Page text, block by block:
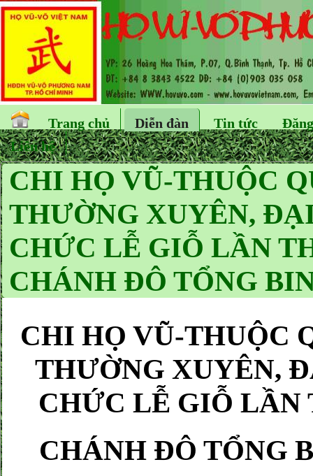
Trang chủ Diễn đàn Tin tức
Liên hệ
CHI HỌ VŨ-THUỘC
THƯỜNG XUYÊN,
CHỨC LỄ GIỖ LẦN
CHÁNH ĐÔ TỔNG
CHI HỌ VŨ-THUỘC
THƯỜNG XUYÊN,
CHỨC LỄ GIỖ LẦN
CHÁNH ĐÔ TỔNG